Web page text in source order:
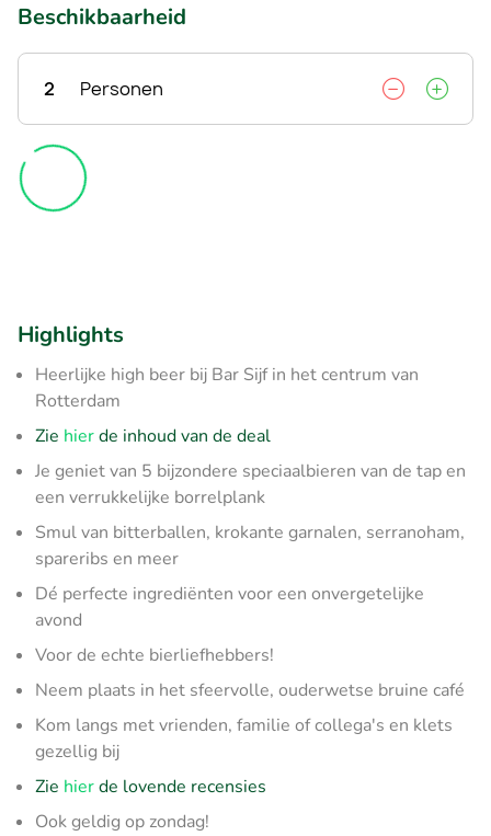
Beschikbaarheid
2 Personen
Highlights
Heerlijke high beer bij Bar Sijf in het centrum van
Rotterdam
Zie hierde inhoud van de deal
Je geniet van 5 bijzondere speciaalbieren van de tap en
een verrukkelijke borrelplank
Smul van bitterballen, krokante garnalen, serranoham,
spareribs en meer
Dé perfecte ingrediënten voor een onvergetelijke
avond
Voor de echte bierliefhebbers!
Neem plaats in het sfeervolle, ouderwetse bruine café
Kom langs met vrienden, familie of collega's en klets
gezellig bij
Zie hierde lovende recensies
Ook geldig op zondag!